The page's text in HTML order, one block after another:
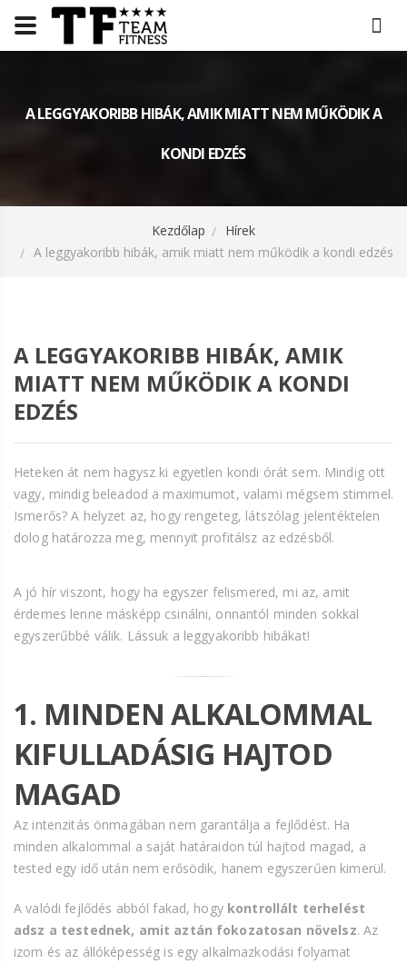
A LEGGYAKORIBB HIBÁK, AMIK MIATT NEM MŰKÖDIK A
KONDI EDZÉS
Kezdőlap
Hírek
A leggyakoribb hibák, amik miatt nem működik a kondi edzés
A LEGGYAKORIBB HIBÁK, AMIK
MIATT NEM MŰKÖDIK A KONDI
EDZÉS
Heteken át nem hagysz ki egyetlen kondi órát sem. Mindig ott
vagy, mindig beleadod a maximumot, valami mégsem stimmel.
Ismerős? A helyzet az, hogy rengeteg, látszólag jelentéktelen
dolog határozza meg, mennyit profitálsz az edzésből.
A jó hír viszont, hogy ha egyszer felismered, mi az, amit
érdemes lenne másképp csinálni, onnantól minden sokkal
egyszerűbbé válik. Lássuk a leggyakoribb hibákat!
1. MINDEN ALKALOMMAL
KIFULLADÁSIG HAJTOD
MAGAD
Az intenzitás önmagában nem garantálja a fejlődést. Ha
minden alkalommal a saját határaidon túl hajtod magad, a
tested egy idő után nem erősödik, hanem egyszerűen kimerül.
A valódi fejlődés abból fakad, hogy kontrollált terhelést
adsz a testednek, amit aztán fokozatosan növelsz. Az
izom és az állóképesség is egy alkalmazkodási folyamat